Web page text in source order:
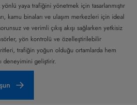
yaya trafiğini yönetmek için tasarlanmıştır
kamu binaları ve ulaşım merkezleri için ideal
ve verimli çıkış akışı sağlarken yetkisiz
yön kontrolü ve özelleştirilebilir
trafiğin yoğun olduğu ortamlarda hem
deneyimini geliştirir.